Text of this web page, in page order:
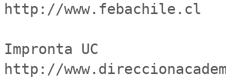
http://www.febachile.cl
Impronta UC
http://